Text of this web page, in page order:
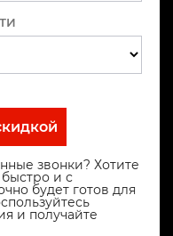
звонки? Хотите
и с
будет готов для
и получайте